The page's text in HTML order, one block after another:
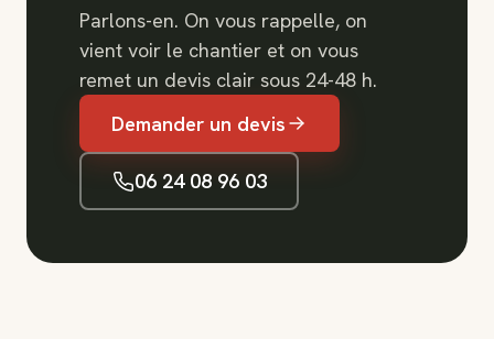
Parlons-en. On vous rappelle, on
vient voir le chantier et on vous
remet un devis clair sous 24-48 h.
Demander un devis
06 24 08 96 03